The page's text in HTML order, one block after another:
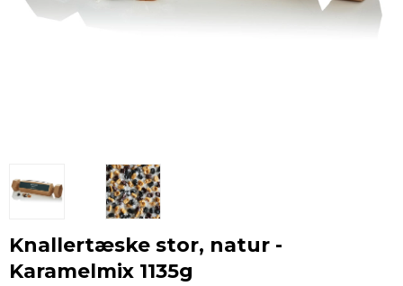
Knallertæske stor, natur -
Karamelmix 1135g